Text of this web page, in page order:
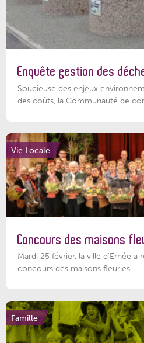
Enquête gestion des
Soucieuse des enjeux
des coûts, la Communauté de
Vie Locale
Concours des maisons
Mardi 25 février, la ville d'Ernée a
concours des maisons fleuries...
Famille